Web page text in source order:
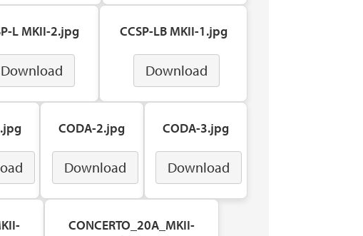
L MKII-2.jpg
Download
CCSP-LB MKII-1.jpg
Download
CODA-2.jpg
Download
CODA-3.jpg
Download
CONCERTO_20A_MKII-